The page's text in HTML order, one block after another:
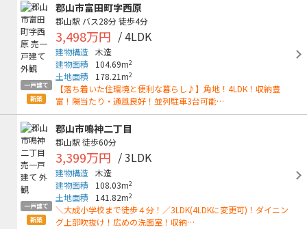
一戸建て
新築
郡山市富田町字西原
郡山駅 バス28分徒歩4分
3,498万円 / 4LDK
建物構造 木造
建物面積
104.69m2
土地面積 178.21m2
【落ち着いた住環境と便利な暮らし♪】角地！4LDK！収納豊
富！陽当たり・通風良好！並列駐車3台可能…
一戸建て
新築
郡山市鳴神二丁目
郡山駅 徒歩60分
3,399万円 / 3LDK
建物構造 木造
建物面積
108.03m2
土地面積 141.82m2
＼大成小学校まで徒歩４分！／3LDK(4LDKに変更可)！ダイニン
グ上部吹抜け！広めの洗面室！収納…